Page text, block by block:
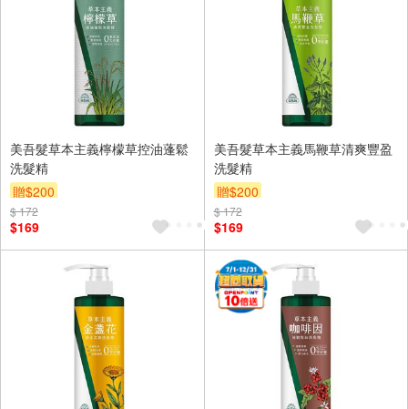
美吾髮草本主義檸檬草控油蓬鬆
洗髮精
贈$200
$ 172
$169
美吾髮草本主義馬鞭草清爽豐盈
洗髮精
贈$200
$ 172
$169